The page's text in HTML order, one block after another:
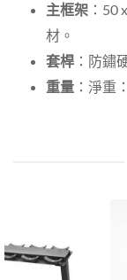
主框架 ：50
材。
套桿 ：防鏽
重量 ：淨重